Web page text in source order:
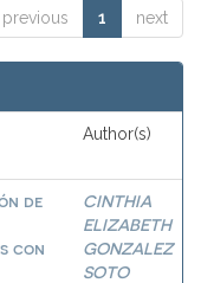
previous 1 next
Author(s)
de
con
CINTHIA
ELIZABETH
GONZALEZ
SOTO